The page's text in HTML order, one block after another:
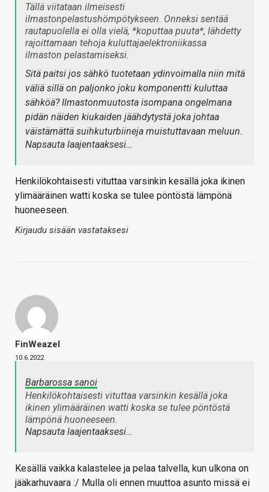
Tällä viitataan ilmeisesti
ilmastonpelastushömpötykseen. Onneksi sentää
rautapuolella ei olla vielä, *koputtaa puuta*, lähdetty
rajoittamaan tehoja kuluttajaelektroniikassa
ilmaston pelastamiseksi.
Sitä paitsi jos sähkö tuotetaan ydinvoimalla niin mitä
väliä sillä on paljonko joku komponentti kuluttaa
sähköä? Ilmastonmuutosta isompana ongelmana
pidän näiden kiukaiden jäähdytystä joka johtaa
väistämättä suihkuturbiineja muistuttavaan meluun.
Napsauta laajentaaksesi…
Henkilökohtaisesti vituttaa varsinkin kesällä joka ikinen
ylimääräinen watti koska se tulee pöntöstä lämpönä
huoneeseen.
Kirjaudu sisään vastataksesi
FinWeazel
10.6.2022
Barbarossa sanoi
Henkilökohtaisesti vituttaa varsinkin kesällä joka
ikinen ylimääräinen watti koska se tulee pöntöstä
lämpönä huoneeseen.
Napsauta laajentaaksesi…
Kesällä vaikka kalastelee ja pelaa talvella, kun ulkona on
jääkarhuvaara :/ Mulla oli ennen muuttoa asunto missä ei